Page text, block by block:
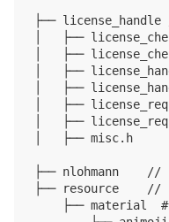
├── license_handle
│   ├──
│   ├──
│   ├──
│   ├──
│   ├──
│   ├──
│   ├── misc.h
├── nlohmann    //
├── resource    //
├── material  #